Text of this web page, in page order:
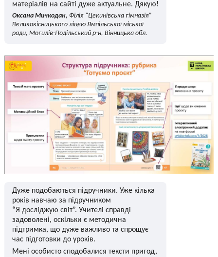
матеріалів на сайті дуже актуальне. Дякую!
Оксана Мичкодан, Філія “Цекинівська гімназія”
Великокісницького ліцею Ямпільської міської
ради, Могилів-Подільський р-н, Вінницька обл.
Дуже подобаються підручники. Уже кілька
років навчаю за підручником
“Я досліджую світ”. Учителі справді
задоволені, оскільки є методична
підтримка, що дуже важливо та спрощує
час підготовки до уроків.
Мені особисто сподобалися тексти пригод,